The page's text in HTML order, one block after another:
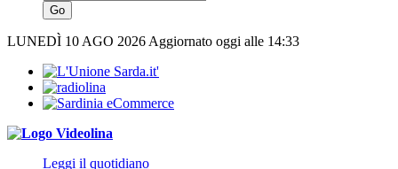
LUNEDÌ 10 AGO 2026 Aggiornato oggi alle 14:33
Leggi il quotidiano